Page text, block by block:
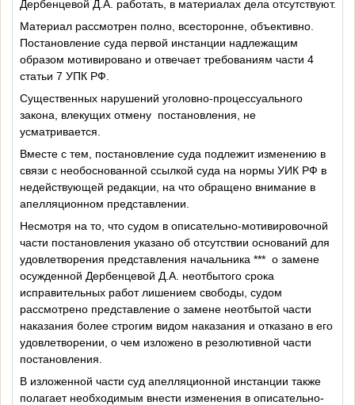
Дербенцевой Д.А. работать, в материалах дела отсутствуют.
Материал рассмотрен полно, всесторонне, объективно.
Постановление суда первой инстанции надлежащим
образом мотивировано и отвечает требованиям части 4
статьи 7 УПК РФ.
Существенных нарушений уголовно-процессуального
закона, влекущих отмену постановления, не
усматривается.
Вместе с тем, постановление суда подлежит изменению в
связи с необоснованной ссылкой суда на нормы УИК РФ в
недействующей редакции, на что обращено внимание в
апелляционном представлении.
Несмотря на то, что судом в описательно-мотивировочной
части постановления указано об отсутствии оснований для
удовлетворения представления начальника *** о замене
осужденной Дербенцевой Д.А. неотбытого срока
исправительных работ лишением свободы, судом
рассмотрено представление о замене неотбытой части
наказания более строгим видом наказания и отказано в его
удовлетворении, о чем изложено в резолютивной части
постановления.
В изложенной части суд апелляционной инстанции также
полагает необходимым внести изменения в описательно-